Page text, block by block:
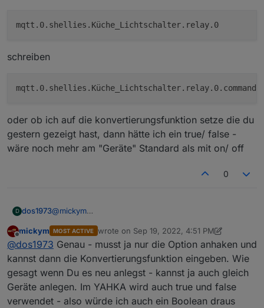
schreiben
oder ob ich auf die konvertierungsfunktion setze die du
gestern gezeigt hast, dann hätte ich ein true/ false -
wäre noch mehr am "Geräte" Standard als mit on/ off
0
D dos1973@mickym
überleg jetzt nur ob ich
Offline
mickym MOST ACTIVE wrote on Sep 19, 2022, 4:51 PM
last edited by mickymSep 19, 2022, 6:53 PM
@dos1973 Genau - musst ja nur die Option anhaken und
kannst dann die Konvertierungsfunktion eingeben. Wie
gesagt wenn Du es neu anlegst - kannst ja auch gleich
Geräte anlegen. Im YAHKA wird auch true und false
verwendet - also würde ich auch ein Boolean draus